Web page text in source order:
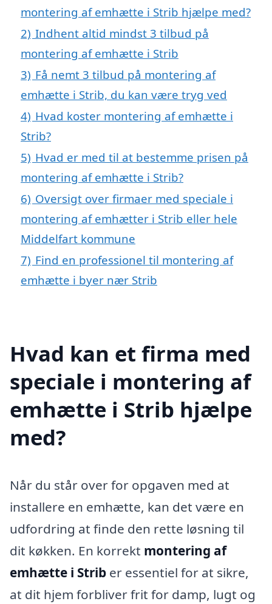
montering af emhætte i Strib hjælpe med?
2) Indhent altid mindst 3 tilbud på
montering af emhætte i Strib
3) Få nemt 3 tilbud på montering af
emhætte i Strib, du kan være tryg ved
4) Hvad koster montering af emhætte i
Strib?
5) Hvad er med til at bestemme prisen på
montering af emhætte i Strib?
6) Oversigt over firmaer med speciale i
montering af emhætter i Strib eller hele
Middelfart kommune
7) Find en professionel til montering af
emhætte i byer nær Strib
Hvad kan et firma med
speciale i montering af
emhætte i Strib hjælpe
med?
Når du står over for opgaven med at
installere en emhætte, kan det være en
udfordring at finde den rette løsning til
dit køkken. En korrekt montering af
emhætte i Strib er essentiel for at sikre,
at dit hjem forbliver frit for damp, lugt og